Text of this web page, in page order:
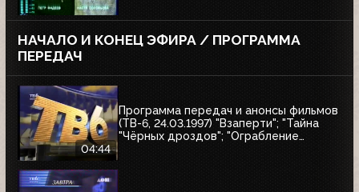
НАЧАЛО И КОНЕЦ ЭФИРА / ПРОГРАММА
ПЕРЕДАЧ
04:44
Программа передач и анонсы фильмов
(ТВ-6, 24.03.1997) "Взаперти"; "Тайна
"Чёрных дроздов"; "Ограбление